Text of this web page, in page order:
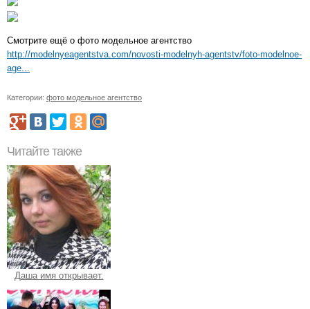
Смотрите ещё о фото модельное агентство
http://modelnyeagentstva.com/novosti-modelnyh-agentstv/foto-modelnoe-
age...
Категории: фото модельное агентство
Читайте также
Даша имя открывает.